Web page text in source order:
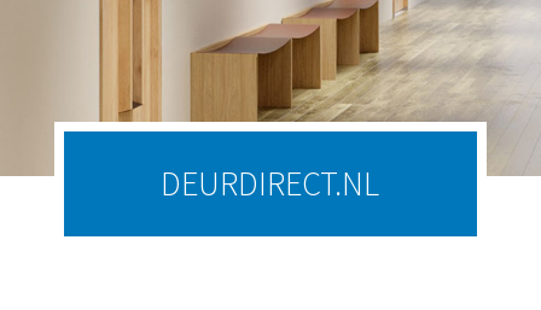
DEURDIRECT.NL